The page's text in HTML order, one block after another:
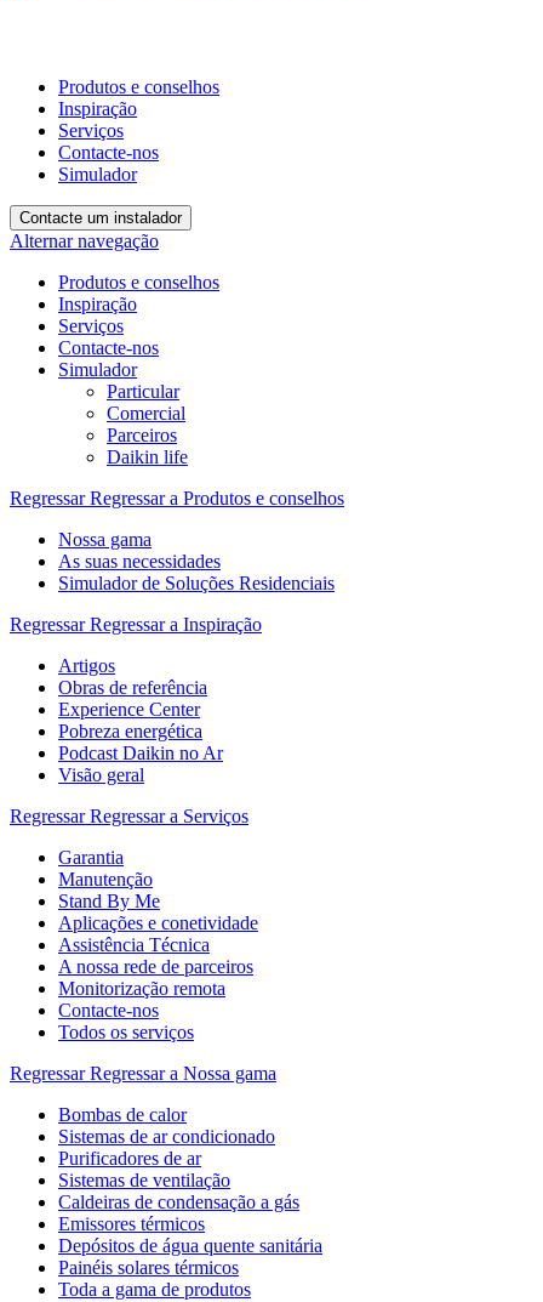
Produtos e conselhos
Inspiração
Serviços
Contacte-nos
Simulador
Contacte um instalador
Alternar navegação
Produtos e conselhos
Inspiração
Serviços
Contacte-nos
Simulador
Particular
Comercial
Parceiros
Daikin life
Regressar Regressar a Produtos e conselhos
Nossa gama
As suas necessidades
Simulador de Soluções Residenciais
Regressar Regressar a Inspiração
Artigos
Obras de referência
Experience Center
Pobreza energética
Podcast Daikin no Ar
Visão geral
Regressar Regressar a Serviços
Garantia
Manutenção
Stand By Me
Aplicações e conetividade
Assistência Técnica
A nossa rede de parceiros
Monitorização remota
Contacte-nos
Todos os serviços
Regressar Regressar a Nossa gama
Bombas de calor
Sistemas de ar condicionado
Purificadores de ar
Sistemas de ventilação
Caldeiras de condensação a gás
Emissores térmicos
Depósitos de água quente sanitária
Painéis solares térmicos
Toda a gama de produtos